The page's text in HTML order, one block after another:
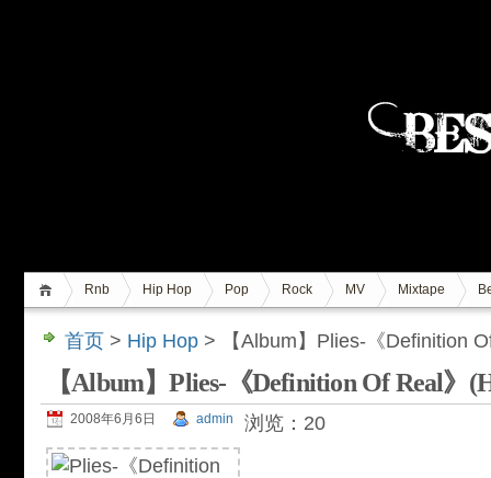
Rnb Hip Hop Pop Rock MV Mixtape
首页 > Hip Hop > 【Album】Plies-《Definition
【Album】Plies-《Definition Of Real》
2008年6月6日 admin 浏览：20